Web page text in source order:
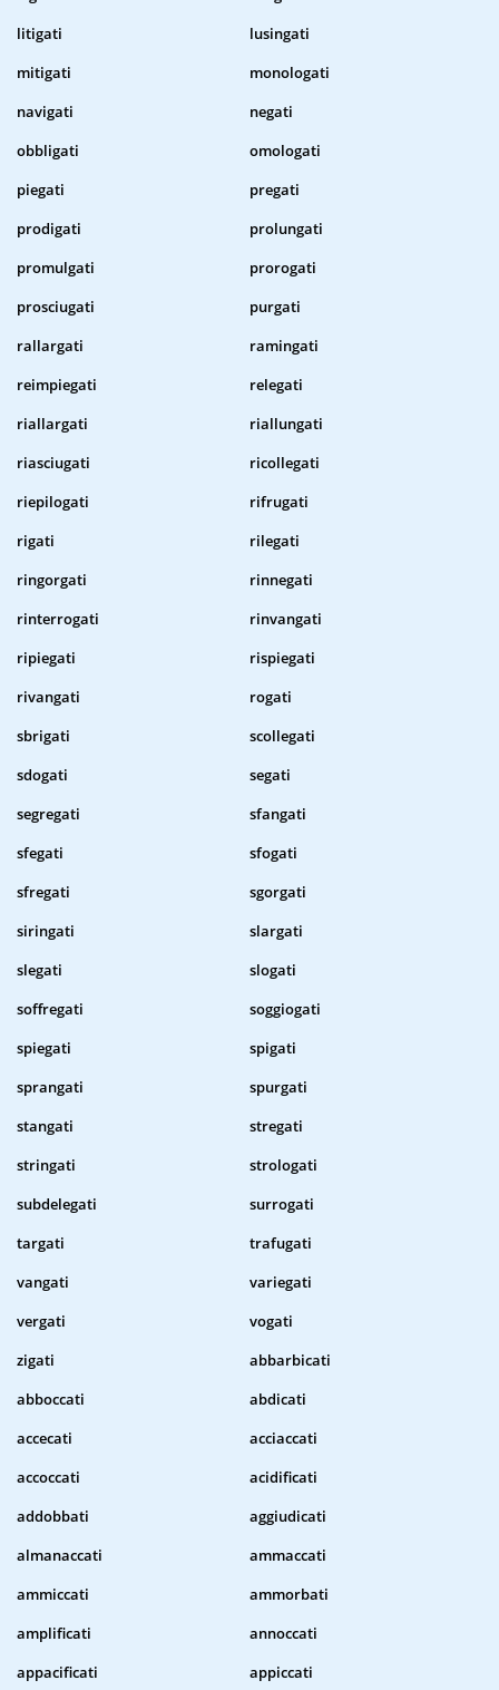
litigati
lusingati
mitigati
monologati
navigati
negati
obbligati
omologati
piegati
pregati
prodigati
prolungati
promulgati
prorogati
prosciugati
purgati
rallargati
ramingati
reimpiegati
relegati
riallargati
riallungati
riasciugati
ricollegati
riepilogati
rifrugati
rigati
rilegati
ringorgati
rinnegati
rinterrogati
rinvangati
ripiegati
rispiegati
rivangati
rogati
sbrigati
scollegati
sdogati
segati
segregati
sfangati
sfegati
sfogati
sfregati
sgorgati
siringati
slargati
slegati
slogati
soffregati
soggiogati
spiegati
spigati
sprangati
spurgati
stangati
stregati
stringati
strologati
subdelegati
surrogati
targati
trafugati
vangati
variegati
vergati
vogati
zigati
abbarbicati
abboccati
abdicati
accecati
acciaccati
accoccati
acidificati
addobbati
aggiudicati
almanaccati
ammaccati
ammiccati
ammorbati
amplificati
annoccati
appacificati
appiccati